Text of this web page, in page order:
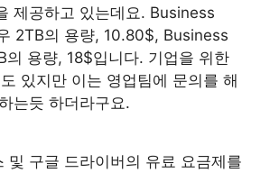
제공하고 있는데요. Business
2TB의 용량, 10.80$, Business
의 용량, 18$입니다. 기업을 위한
있지만 이는 영업팀에 문의를 해
는듯 하더라구요.
및 구글 드라이버의 유료 요금제를